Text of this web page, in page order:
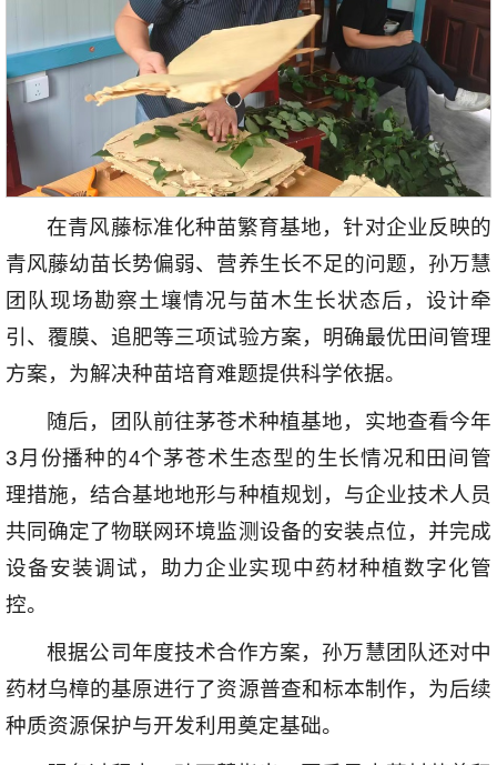
在青风藤标准化种苗繁育基地，针对企业反映的
青风藤幼苗长势偏弱、营养生长不足的问题，孙万慧
团队现场勘察土壤情况与苗木生长状态后，设计牵
引、覆膜、追肥等三项试验方案，明确最优田间管理
方案，为解决种苗培育难题提供科学依据。
随后，团队前往茅苍术种植基地，实地查看今年
3月份播种的4个茅苍术生态型的生长情况和田间管
理措施，结合基地地形与种植规划，与企业技术人员
共同确定了物联网环境监测设备的安装点位，并完成
设备安装调试，助力企业实现中药材种植数字化管
控。
根据公司年度技术合作方案，孙万慧团队还对中
药材乌樟的基原进行了资源普查和标本制作，为后续
种质资源保护与开发利用奠定基础。